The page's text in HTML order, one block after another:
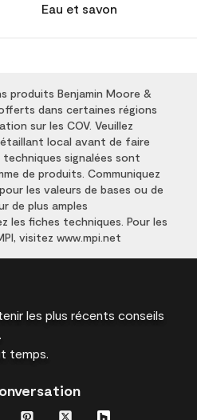
Eau et savon
produits Benjamin Moore &
dans certaines régions
sur les COV. Veuillez
local avant de faire
signalées sont
de produits. Communiquez
les valeurs de bases ou de
de plus amples
les fiches techniques. Pour les
visitez www.mpi.net
les plus récents conseils
temps.